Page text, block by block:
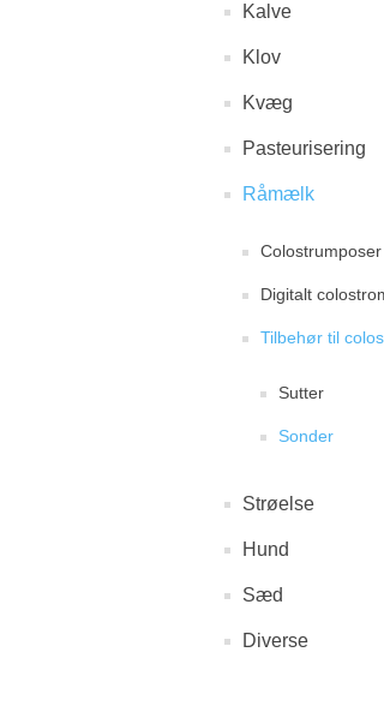
Kalve
Klov
Kvæg
Pasteurisering
Råmælk
Colostrumposer
Digitalt
Tilbehør til
Sutter
Sonder
Strøelse
Hund
Sæd
Diverse